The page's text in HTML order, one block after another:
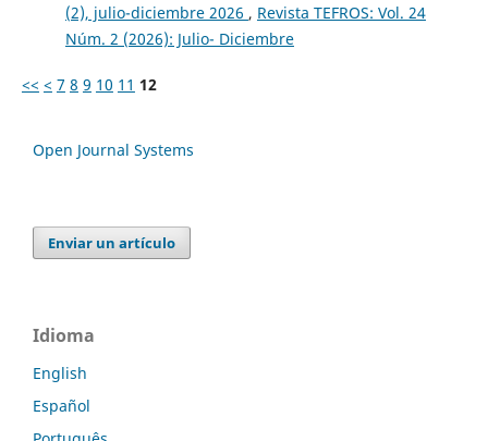
(2), julio-diciembre 2026 , Revista TEFROS: Vol. 24
Núm. 2 (2026): Julio- Diciembre
<< < 7 8 9 10 11 12
Open Journal Systems
Enviar un artículo
Idioma
English
Español